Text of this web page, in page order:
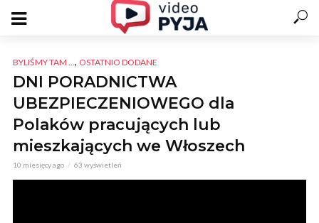
BYLIŚMY TAM ..., OSTATNIO DODANE
DNI PORADNICTWA
UBEZPIECZENIOWEGO dla
Polaków pracujących lub
mieszkających we Włoszech
10 miesięcy ago 63 wyświetleń